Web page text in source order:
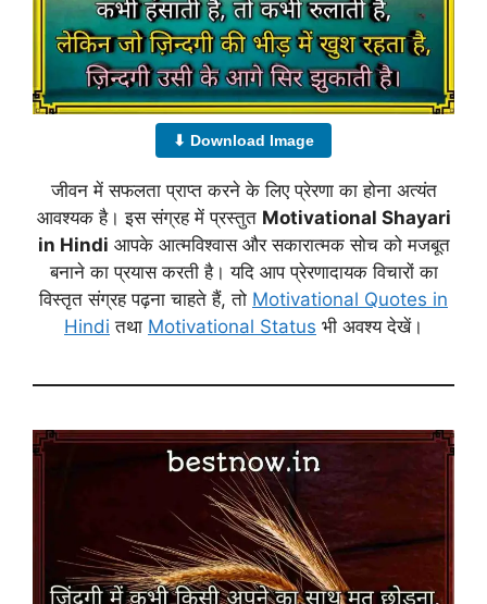
⬇ Download Image
जीवन में सफलता प्राप्त करने के लिए प्रेरणा का होना अत्यंत
आवश्यक है। इस संग्रह में प्रस्तुत Motivational Shayari
in Hindi आपके आत्मविश्वास और सकारात्मक सोच को मजबूत
बनाने का प्रयास करती है। यदि आप प्रेरणादायक विचारों का
विस्तृत संग्रह पढ़ना चाहते हैं, तो Motivational Quotes in
Hindi तथा Motivational Status भी अवश्य देखें।